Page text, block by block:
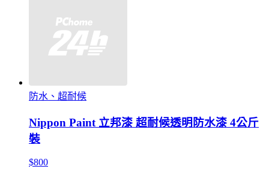
防水、超耐候
Nippon Paint 立邦漆 超耐候透明防水漆 4公斤
裝
$800